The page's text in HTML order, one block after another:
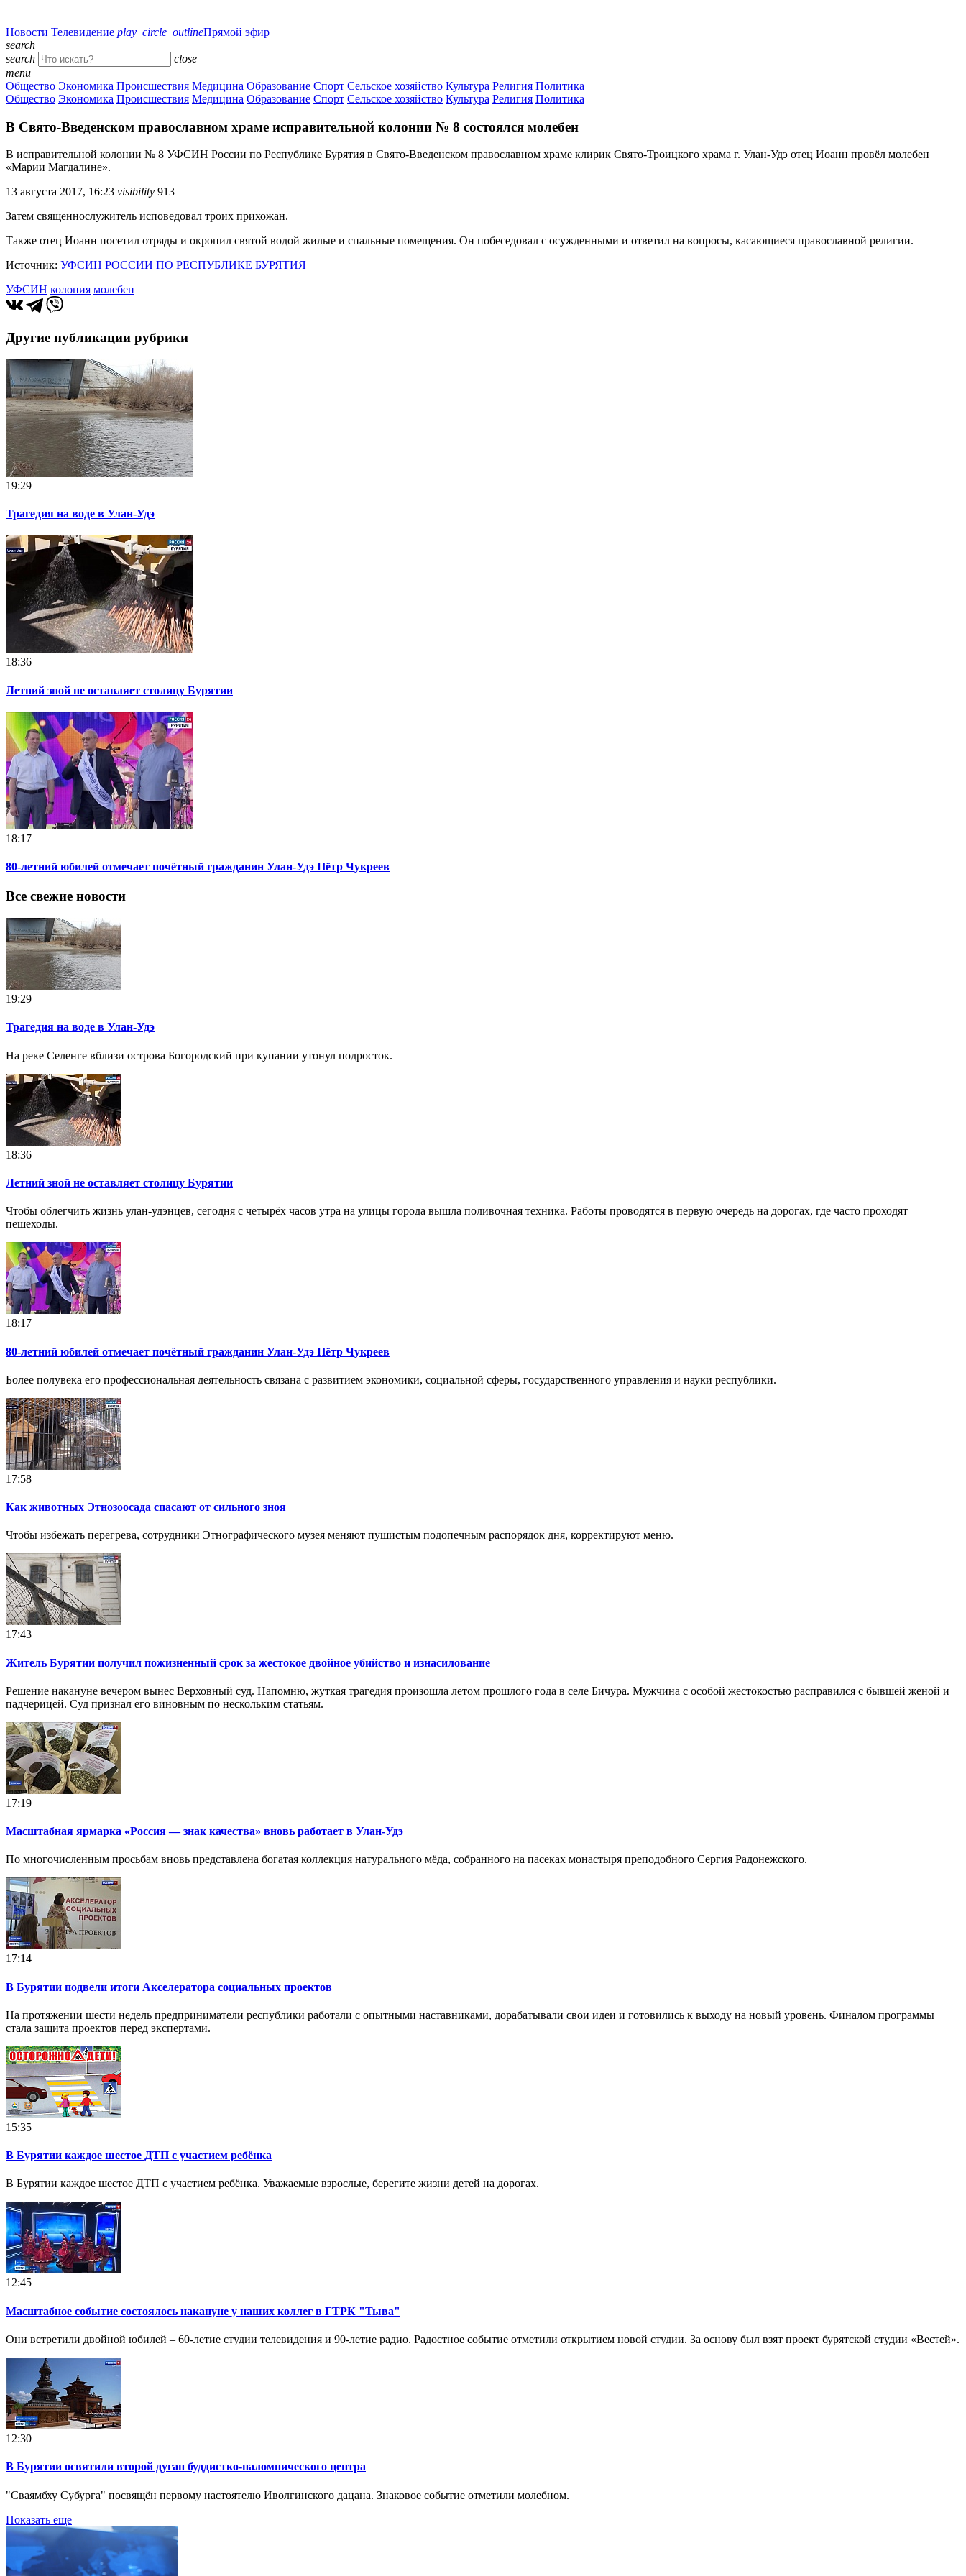
Новости Телевидение play_circle_outlineПрямой эфир
search
search
close
menu
Общество Экономика Происшествия Медицина Образование Спорт Сельское хозяйство Культура Религия Политика
Общество Экономика Происшествия Медицина Образование Спорт Сельское хозяйство Культура Религия Политика
В Свято-Введенском православном храме исправительной колонии № 8 состоялся молебен
В исправительной колонии № 8 УФСИН России по Республике Бурятия в Свято-Введенском православном храме клирик Свято-Троицкого храма г. Улан-Удэ отец Иоанн провёл молебен
«Марии Магдалине».
13 августа 2017, 16:23 visibility 913
Затем священнослужитель исповедовал троих прихожан.
Также отец Иоанн посетил отряды и окропил святой водой жилые и спальные помещения. Он побеседовал с осужденными и ответил на вопросы, касающиеся православной религии.
Источник: УФСИН РОССИИ ПО РЕСПУБЛИКЕ БУРЯТИЯ
УФСИН колония молебен
Другие публикации рубрики
19:29
Трагедия на воде в Улан-Удэ
18:36
Летний зной не оставляет столицу Бурятии
18:17
80-летний юбилей отмечает почётный гражданин Улан-Удэ Пётр Чукреев
Все свежие новости
19:29
Трагедия на воде в Улан-Удэ
На реке Селенге вблизи острова Богородский при купании утонул подросток.
18:36
Летний зной не оставляет столицу Бурятии
Чтобы облегчить жизнь улан-удэнцев, сегодня с четырёх часов утра на улицы города вышла поливочная техника. Работы проводятся в первую очередь на дорогах, где часто проходят
пешеходы.
18:17
80-летний юбилей отмечает почётный гражданин Улан-Удэ Пётр Чукреев
Более полувека его профессиональная деятельность связана с развитием экономики, социальной сферы, государственного управления и науки республики.
17:58
Как животных Этнозоосада спасают от сильного зноя
Чтобы избежать перегрева, сотрудники Этнографического музея меняют пушистым подопечным распорядок дня, корректируют меню.
17:43
Житель Бурятии получил пожизненный срок за жестокое двойное убийство и изнасилование
Решение накануне вечером вынес Верховный суд. Напомню, жуткая трагедия произошла летом прошлого года в селе Бичура. Мужчина с особой жестокостью расправился с бывшей женой и
падчерицей. Суд признал его виновным по нескольким статьям.
17:19
Масштабная ярмарка «Россия — знак качества» вновь работает в Улан-Удэ
По многочисленным просьбам вновь представлена богатая коллекция натурального мёда, собранного на пасеках монастыря преподобного Сергия Радонежского.
17:14
В Бурятии подвели итоги Акселератора социальных проектов
На протяжении шести недель предприниматели республики работали с опытными наставниками, дорабатывали свои идеи и готовились к выходу на новый уровень. Финалом программы
стала защита проектов перед экспертами.
15:35
В Бурятии каждое шестое ДТП с участием ребёнка
В Бурятии каждое шестое ДТП с участием ребёнка. Уважаемые взрослые, берегите жизни детей на дорогах.
12:45
Масштабное событие состоялось накануне у наших коллег в ГТРК "Тыва"
Они встретили двойной юбилей – 60-летие студии телевидения и 90-летие радио. Радостное событие отметили открытием новой студии. За основу был взят проект бурятской студии «Вестей».
12:30
В Бурятии освятили второй дуган буддистко-паломнического центра
"Сваямбху Субурга" посвящён первому настоятелю Иволгинского дацана. Знаковое событие отметили молебном.
Показать еще